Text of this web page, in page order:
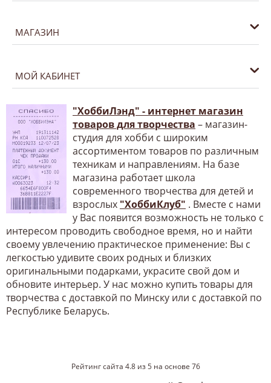
МАГАЗИН
МОЙ КАБИНЕТ
"ХоббиЛэнд" - интернет магазин
товаров для творчества – магазин-
студия для хобби с широким
ассортиментом товаров по различным
техникам и направлениям. На базе
магазина работает школа
современного творчества для детей и
взрослых "ХоббиКлуб" . Вместе с нами
у Вас появится возможность не только с
интересом проводить свободное время, но и найти
своему увлечению практическое применение: Вы с
легкостью удивите своих родных и близких
оригинальными подарками, украсите свой дом и
обновите интерьер. У нас можно купить товары для
творчества с доставкой по Минску или с доставкой по
Республике Беларусь.
Рейтинг сайта 4.8из5на основе 76